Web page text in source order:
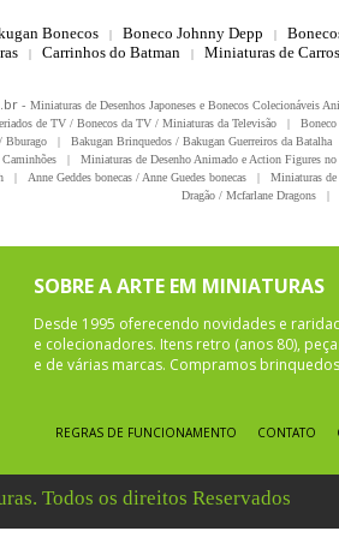
Bonecos | Boneco Johnny Depp |
| Carrinhos do Batman | Miniaturas de
- Miniaturas de Desenhos Japoneses e Bonecos Colecionáveis
de TV / Bonecos da TV / Miniaturas da Televisão |
Bburago
| Bakugan Brinquedos / Bakugan Guerreiros da Batalha
|
Miniaturas de Desenho Animado e Action Figures
| Anne Geddes bonecas / Anne Guedes bonecas |
Miniaturas
Dragão / Mcfarlane Dragons
|
SOBRE A ARTE EM MINIATURAS
Desde 1995 oferecendo novidades e
e colecionadores. Itens retro (anos 80),
e de várias marcas. Compramos
REGRAS DE FUNCIONAMENTO CONTATO
Todos os direitos Reservados